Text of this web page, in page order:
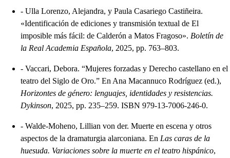
- Ulla Lorenzo, Alejandra, y Paula Casariego Castiñeira.
«Identificación de ediciones y transmisión textual de El
imposible más fácil: de Calderón a Matos Fragoso». Boletín de
la Real Academia Española, 2025, pp. 763–803.
- Vaccari, Debora. “Mujeres forzadas y Derecho castellano en el
teatro del Siglo de Oro.” En Ana Macannuco Rodríguez (ed.),
Horizontes de género: lenguajes, identidades y resistencias.
Dykinson, 2025, pp. 235–259. ISBN 979-13-7006-246-0.
- Walde-Moheno, Lillian von der. Muerte en escena y otros
aspectos de la dramaturgia alarconiana. En Las caras de la
huesuda. Variaciones sobre la muerte en el teatro hispánico,